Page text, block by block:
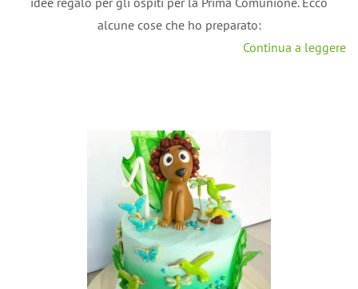
alcune cose che ho preparato:
Continua a leggere